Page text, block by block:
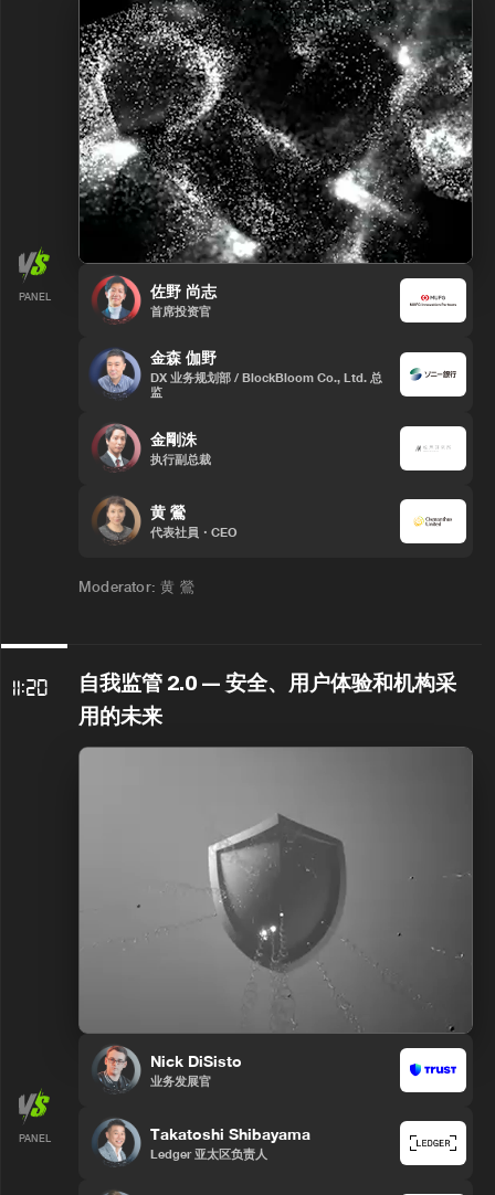
PANEL 佐野 尚志
首席投资官
金森 伽野
DX 业务规划部 / BlockBloom Co., Ltd. 总
监
金剛洙
执行副总裁
黄 鶯
代表社員・CEO
Moderator: 黄 鶯
11:20
PANEL
自我监管 2.0 — 安全、用户体验和机构采
用的未来
Nick DiSisto
业务发展官
Takatoshi Shibayama
Ledger 亚太区负责人